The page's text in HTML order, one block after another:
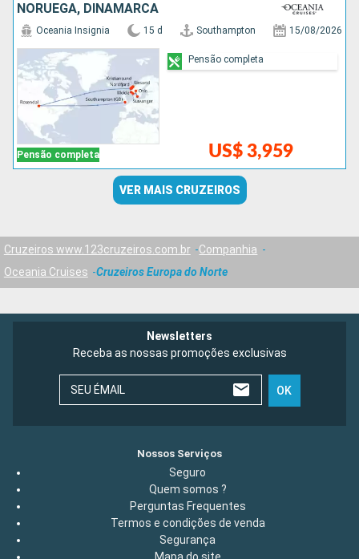
NORUEGA, DINAMARCA
Pensão completa
Oceania Insignia 15 d Southampton 15/08/2026
US$ 3,959
Pensão completa
VER MAIS CRUZEIROS
Cruzeiros www.123cruzeiros.com.br
Companhia
Oceania Cruises
Cruzeiros Europa do Norte
Newsletters
Receba as nossas promoções exclusivas
SEU ÉMAIL OK
Nossos Serviços
Seguro
Quem somos ?
Perguntas Frequentes
Termos e condições de venda
Segurança
Mapa do site